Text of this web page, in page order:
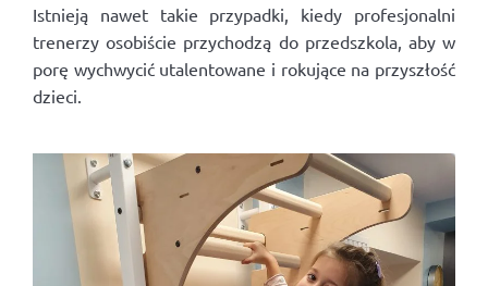
Istnieją nawet takie przypadki, kiedy profesjonalni
trenerzy osobiście przychodzą do przedszkola, aby w
porę wychwycić utalentowane i rokujące na przyszłość
dzieci.